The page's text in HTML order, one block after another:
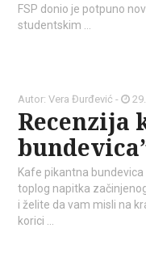
FSP donio je potpuno
studentskim …
Autor: Vera Đurđević -
Recenzija
Kafe pikantna
toplog napitka
i želite da vam misli na
korici …